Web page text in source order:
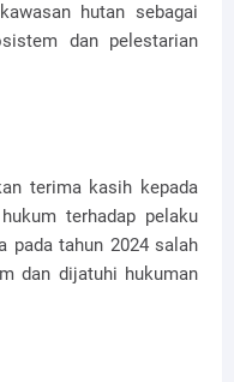
hutan sebagai
dan pelestarian
terima kasih kepada
terhadap pelaku
pada tahun 2024 salah
dan dijatuhi hukuman